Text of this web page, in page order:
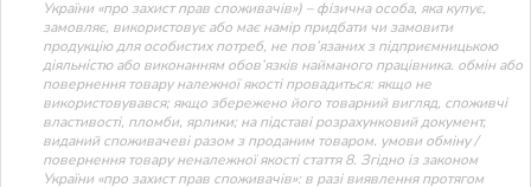
України «про захист прав споживачів») – фізична особа, яка купує,
замовляє, використовує або має намір придбати чи замовити
продукцію для особистих потреб, не пов’язаних з підприємницькою
діяльністю або виконанням обов’язків найманого працівника. обмін або
повернення товару належної якості провадиться: якщо не
використовувався; якщо збережено його товарний вигляд, споживчі
властивості, пломби, ярлики; на підставі розрахунковий документ,
виданий споживачеві разом з проданим товаром. умови обміну /
повернення товару неналежної якості стаття 8. Згідно із законом
України «про захист прав споживачів»: в разі виявлення протягом